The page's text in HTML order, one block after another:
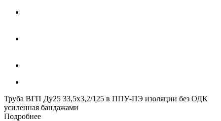
Труба ВГП Ду25 33,5х3,2/125 в ППУ-ПЭ изоляции без ОДК
усиленная бандажами
Подробнее